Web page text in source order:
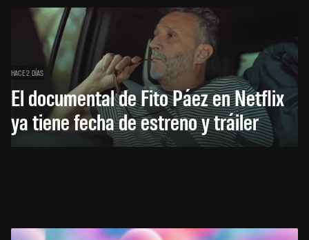
HACE 2 DÍAS
El documental de Fito Páez en Netflix
ya tiene fecha de estreno y tráiler